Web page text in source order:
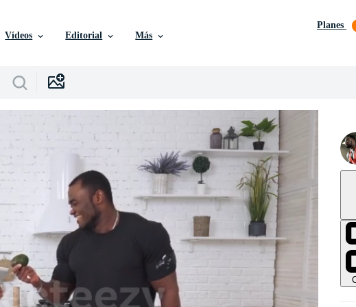
Vídeos Editorial Más
Planes